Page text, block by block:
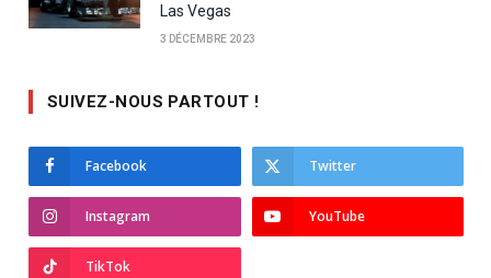
Las Vegas
3 DÉCEMBRE 2023
SUIVEZ-NOUS PARTOUT !
Facebook Twitter
Instagram YouTube
TikTok